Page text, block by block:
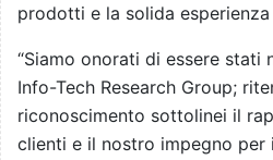
prodotti e la solida
“Siamo onorati di essere stati
Info-Tech Research Group;
riconoscimento sottolinei il
clienti e il nostro impegno per